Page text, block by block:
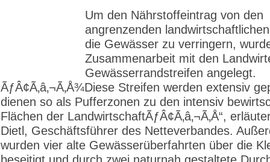
Um den Nährstoffeintrag von den
angrenzenden
die Gewässer zu verringern,
Zusammenarbeit mit den
Gewässerrandstreifen angelegt.
ÃƒÂ¢Ã‚â‚¬Ã‚Å¾Diese Streifen werden extensiv
dienen so als Pufferzonen zu den intensiv
Flächen der LandwirtschaftÃƒÂ¢Ã‚â‚¬Ã‚Å“,
Dietl, Geschäftsführer des Netteverbandes.
wurden vier alte Gewässerüberfahrten über die